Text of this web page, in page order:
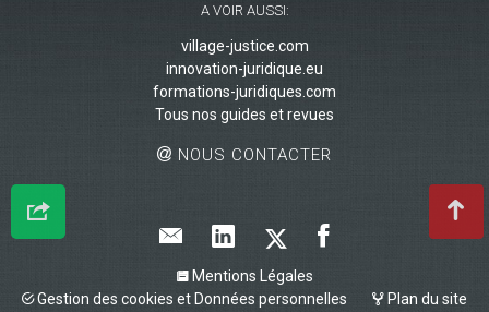
A VOIR AUSSI:
village-justice.com
innovation-juridique.eu
formations-juridiques.com
Tous nos guides et revues
NOUS CONTACTER
Mentions Légales
Gestion des cookies et Données personnelles
Plan du site